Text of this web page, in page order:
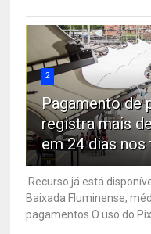
2
Pagamento de
registra mais
em 24 dias
Recurso já está
Baixada Fluminense;
pagamentos O uso do